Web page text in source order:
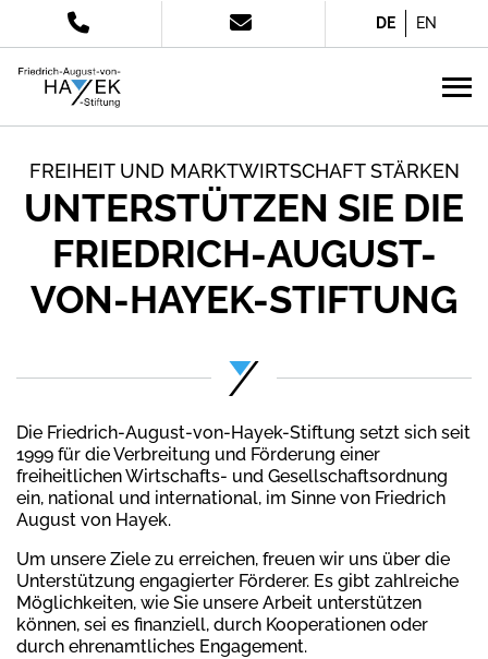
DE EN
UNTERSTÜTZEN SIE DIE
FRIEDRICH-AUGUST-
VON-HAYEK-STIFTUNG
FREIHEIT UND MARKTWIRTSCHAFT STÄRKEN
Die Friedrich-August-von-Hayek-Stiftung setzt sich seit
1999 für die Verbreitung und Förderung einer
freiheitlichen Wirtschafts- und Gesellschaftsordnung
ein, national und international, im Sinne von Friedrich
August von Hayek.
Um unsere Ziele zu erreichen, freuen wir uns über die
Unterstützung engagierter Förderer. Es gibt zahlreiche
Möglichkeiten, wie Sie unsere Arbeit unterstützen
können, sei es finanziell, durch Kooperationen oder
durch ehrenamtliches Engagement.